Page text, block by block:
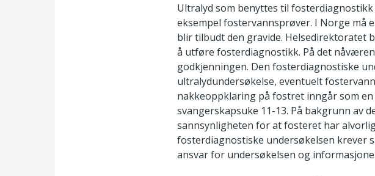
Ultralyd som benyttes til
eksempel fostervannsprøver. I Norge
blir tilbudt den gravide. Helsedirektoratet
å utføre fosterdiagnostikk. På det
godkjenningen. Den fosterdiagnostiske
ultralydundersøkelse, eventuelt
nakkeoppklaring på fostret inngår som
svangerskapsuke 11-13. På bakgrunn av
sannsynligheten for at fosteret har
fosterdiagnostiske undersøkelsen krever
ansvar for undersøkelsen og